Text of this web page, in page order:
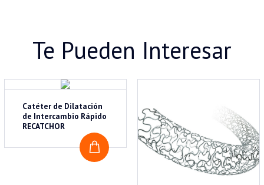
Te Pueden Interesar
COTIZAR
Catéter de Dilatación
de Intercambio Rápido
RECATCHOR